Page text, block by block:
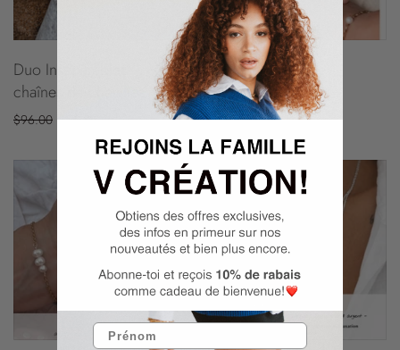
Duo Inséparables ~
chaînes de chevilles
$96.00 $56.80
Duo Ma personne
$88.00 $52.80
EN SOLDES